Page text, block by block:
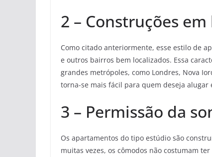
2 – Construções
Como citado anteriormente, esse estilo de
e outros bairros bem localizados. Essa
grandes metrópoles, como Londres, Nova
torna-se mais fácil para quem deseja alugar
3 – Permissão da
Os apartamentos do tipo estúdio são
muitas vezes, os cômodos não costumam